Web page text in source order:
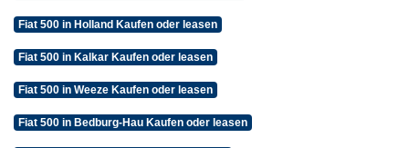
Fiat 500 in Holland Kaufen oder leasen
Fiat 500 in Kalkar Kaufen oder leasen
Fiat 500 in Weeze Kaufen oder leasen
Fiat 500 in Bedburg-Hau Kaufen oder leasen